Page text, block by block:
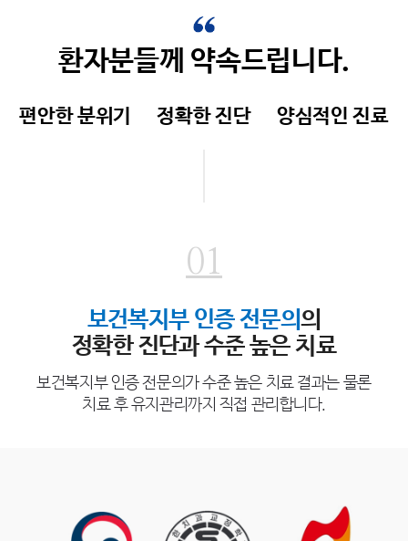
환자분들께 약속드립니다.
편안한 분위기 정확한 진단 양심적인 진료
01
보건복지부 인증 전문의의
정확한 진단과 수준 높은 치료
보건복지부 인증 전문의가 수준 높은 치료 결과는 물론
치료 후 유지관리까지 직접 관리합니다.